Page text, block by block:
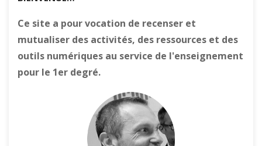
Ce site a pour vocation de recenser et
mutualiser des activités, des ressources et des
outils numériques au service de l'enseignement
pour le 1er degré.